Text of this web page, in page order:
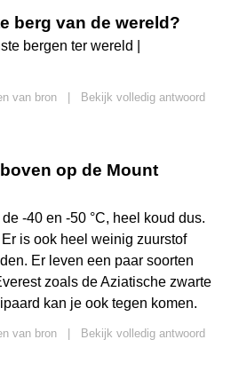
berg van de wereld?
bergen ter wereld |
van bron
Bekijk volledig antwoord
op de Mount
-40 en -50 °C, heel koud dus.
is ook heel weinig zuurstof
Er leven een paar soorten
zoals de Aziatische zwarte
kan je ook tegen komen.
van bron
Bekijk volledig antwoord